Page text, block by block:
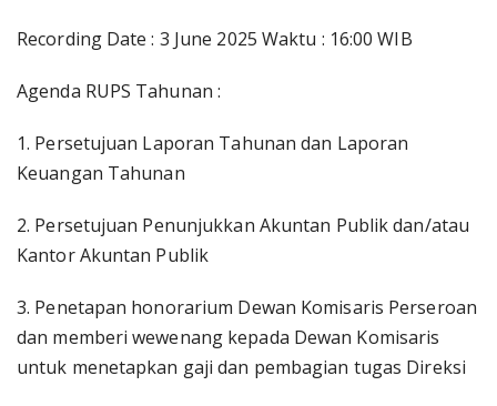
Recording Date : 3 June 2025 Waktu : 16:00 WIB
Agenda RUPS Tahunan :
1. Persetujuan Laporan Tahunan dan Laporan
Keuangan Tahunan
2. Persetujuan Penunjukkan Akuntan Publik dan/atau
Kantor Akuntan Publik
3. Penetapan honorarium Dewan Komisaris Perseroan
dan memberi wewenang kepada Dewan Komisaris
untuk menetapkan gaji dan pembagian tugas Direksi